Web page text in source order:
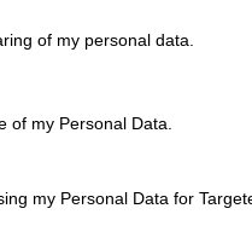
of my personal data.
of my Personal Data.
my Personal Data for
GRATUITA SULLA
per te.